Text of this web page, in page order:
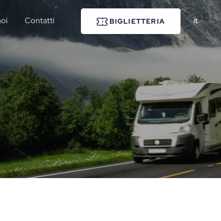
Contatti BIGLIETTERIA it